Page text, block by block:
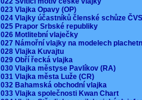
023 Vlajka Opavy (OP)
024 Vlajky účastníků členské schůze
025 Prapor Srbské republiky
026 Motlitební vlaječky
027 Námořní vlajky na modelech
028 Vlajka Kuvajtu
029 Obří řecká vlajka
030 Vlajka městyse Pavlíkov (RA)
031 Vlajka města Luže (CR)
032 Bahamská obchodní vlajka
033 Vlajka společnosti Kwan Chart